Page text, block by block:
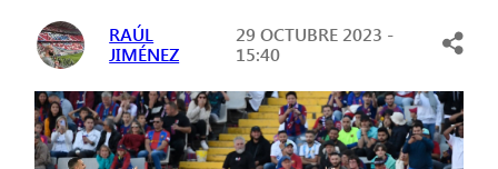
RAÚL
JIMÉNEZ
29 OCTUBRE 2023 -
15:40